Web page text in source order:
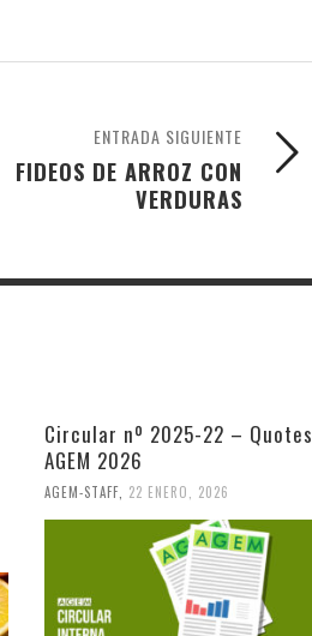
ENTRADA SIGUIENTE
FIDEOS DE ARROZ CON
VERDURAS
Circular nº 2025-22 – Quotes
AGEM 2026
AGEM-STAFF, 22 ENERO, 2026